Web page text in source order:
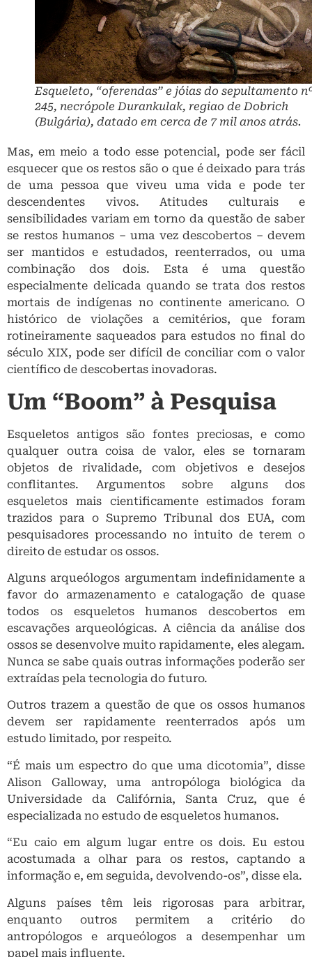
Esqueleto, “oferendas” e jóias do sepultamento
245, necrópole Durankulak, regiao de Dobrich
(Bulgária), datado em cerca de 7 mil anos atrás.
Mas, em meio a todo esse potencial, pode ser fácil
esquecer que os restos são o que é deixado para trás
de uma pessoa que viveu uma vida e pode ter
descendentes vivos. Atitudes culturais e
sensibilidades variam em torno da questão de saber
se restos humanos – uma vez descobertos – devem
ser mantidos e estudados, reenterrados, ou uma
combinação dos dois. Esta é uma questão
especialmente delicada quando se trata dos restos
mortais de indígenas no continente americano. O
histórico de violações a cemitérios, que foram
rotineiramente saqueados para estudos no final do
século XIX, pode ser difícil de conciliar com o valor
científico de descobertas inovadoras.
Um “Boom” à Pesquisa
Esqueletos antigos são fontes preciosas, e como
qualquer outra coisa de valor, eles se tornaram
objetos de rivalidade, com objetivos e desejos
conflitantes. Argumentos sobre alguns dos
esqueletos mais cientificamente estimados foram
trazidos para o Supremo Tribunal dos EUA, com
pesquisadores processando no intuito de terem o
direito de estudar os ossos.
Alguns arqueólogos argumentam indefinidamente a
favor do armazenamento e catalogação de quase
todos os esqueletos humanos descobertos em
escavações arqueológicas. A ciência da análise dos
ossos se desenvolve muito rapidamente, eles alegam.
Nunca se sabe quais outras informações poderão ser
extraídas pela tecnologia do futuro.
Outros trazem a questão de que os ossos humanos
devem ser rapidamente reenterrados após um
estudo limitado, por respeito.
“É mais um espectro do que uma dicotomia”, disse
Alison Galloway, uma antropóloga biológica da
Universidade da Califórnia, Santa Cruz, que é
especializada no estudo de esqueletos humanos.
“Eu caio em algum lugar entre os dois. Eu estou
acostumada a olhar para os restos, captando a
informação e, em seguida, devolvendo-os”, disse ela.
Alguns países têm leis rigorosas para arbitrar,
enquanto outros permitem a critério do
antropólogos e arqueólogos a desempenhar um
papel mais influente.